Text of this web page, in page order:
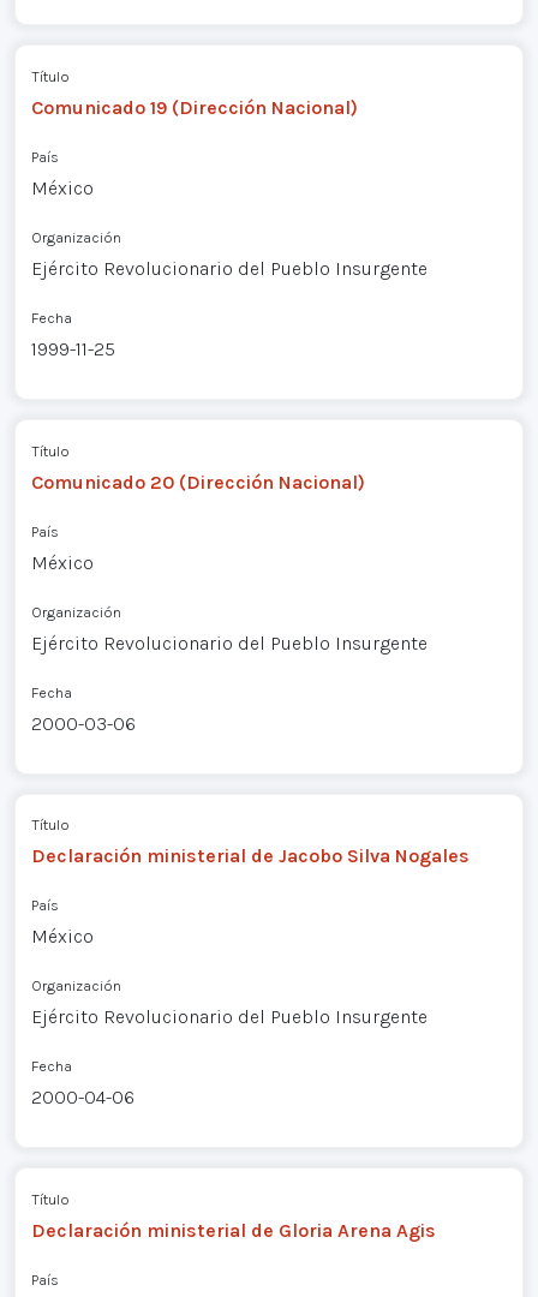
Título
Comunicado 19 (Dirección Nacional)
País
México
Organización
Ejército Revolucionario del Pueblo Insurgente
Fecha
1999-11-25
Título
Comunicado 20 (Dirección Nacional)
País
México
Organización
Ejército Revolucionario del Pueblo Insurgente
Fecha
2000-03-06
Título
Declaración ministerial de Jacobo Silva Nogales
País
México
Organización
Ejército Revolucionario del Pueblo Insurgente
Fecha
2000-04-06
Título
Declaración ministerial de Gloria Arena Agis
País